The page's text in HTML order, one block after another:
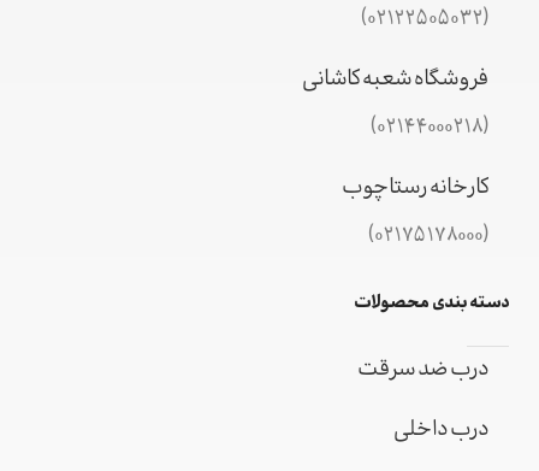
(02122505032)
فروشگاه شعبه کاشانی
(02144000218)
کارخانه رستاچوب
(02175178000)
دسته بندی محصولات
درب ضد سرقت
درب داخلی